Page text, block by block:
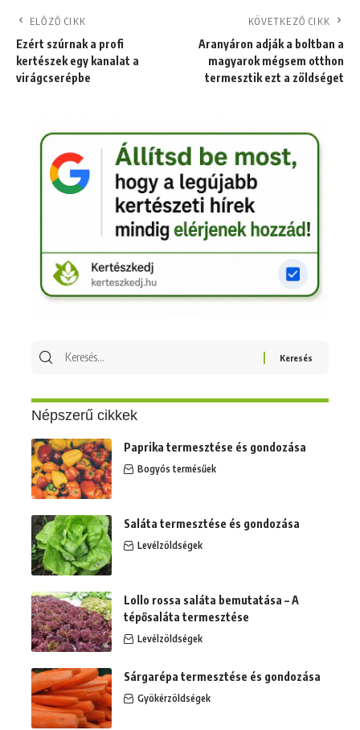
ELŐZŐ CIKK
Ezért szúrnak a profi
kertészek egy kanalat a
virágcserépbe
KÖVETKEZŐ CIKK
Aranyáron adják a boltban a
magyarok mégsem otthon
termesztik ezt a zöldséget
Keresés
Népszerű cikkek
Paprika termesztése és gondozása
Bogyós termésűek
Saláta termesztése és gondozása
Levélzöldségek
Lollo rossa saláta bemutatása – A
tépősaláta termesztése
Levélzöldségek
Sárgarépa termesztése és gondozása
Gyökérzöldségek